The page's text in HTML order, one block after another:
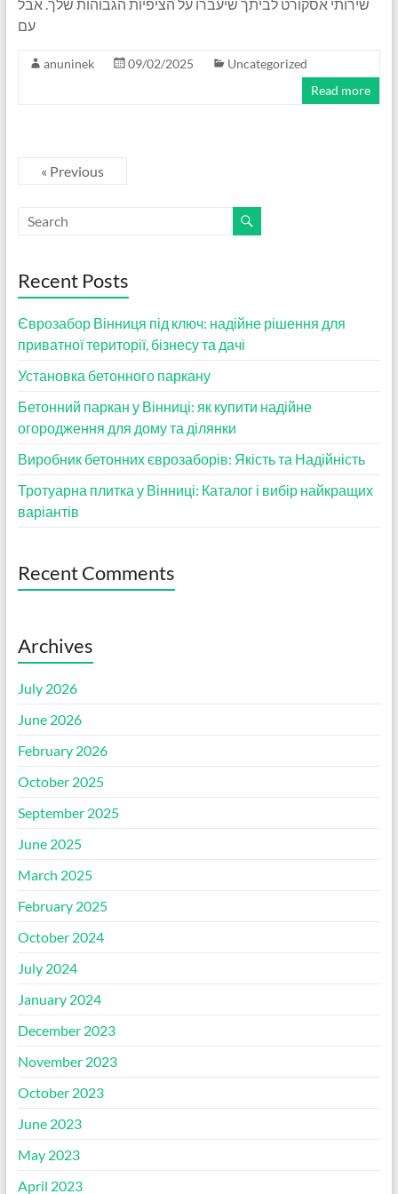
שירותי אסקורט לביתך שיעברו על הציפיות הגבוהות שלך. אבל
עם
anuninek 09/02/2025
Uncategorized
Read more
« Previous
Recent Posts
Єврозабор Вінниця під ключ: надійне рішення для
приватної території, бізнесу та дачі
Установка бетонного паркану
Бетонний паркан у Вінниці: як купити надійне
огородження для дому та ділянки
Виробник бетонних єврозаборів: Якість та Надійність
Тротуарна плитка у Вінниці: Каталог і вибір найкращих
варіантів
Recent Comments
Archives
July 2026
June 2026
February 2026
October 2025
September 2025
June 2025
March 2025
February 2025
October 2024
July 2024
January 2024
December 2023
November 2023
October 2023
June 2023
May 2023
April 2023